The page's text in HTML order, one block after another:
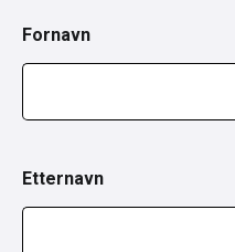
Fornavn
Etternavn